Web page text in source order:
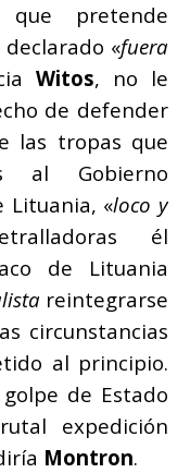
pretende
«fuera
Witos, no le
de defender
las tropas que
al Gobierno
Lituania, «loco y
él
de Lituania
reintegrarse
circunstancias
al principio.
de Estado
expedición
Montron.